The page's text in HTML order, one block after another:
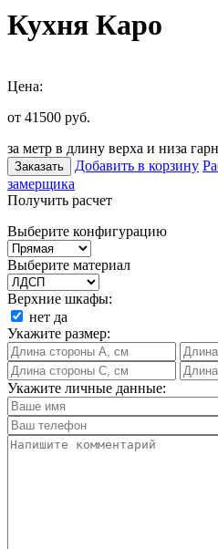
Кухня Каро
Цена:
от 41500 руб.
за метр в длину верха и низа
Заказать Добавить в корзину
замерщика
Получить расчет
Выберите конфигурацию
Выберите материал
Верхние шкафы:
нет да
Укажите размер:
Укажите личные данные: